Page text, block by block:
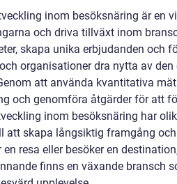
inom besöksnäring är en
och driva tillväxt inom
skapa unika erbjudanden och
organisationer dra nytta av
att använda kvantitativa
och genomföra åtgärder för att
inom besöksnäring har
att skapa långsiktig framgång
en resa eller besöker en
finns en växande bransch